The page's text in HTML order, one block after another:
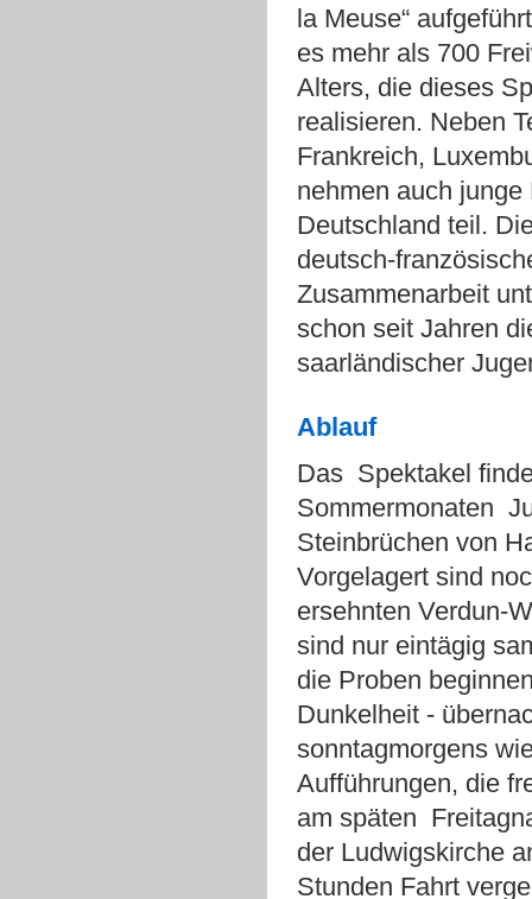
la Meuse“
es mehr als 700
Alters, die dieses
realisieren. Neben
Frankreich,
nehmen auch
Deutschland teil.
deutsch-
Zusammenarbeit
schon seit Jahren
saarländischer
Ablauf
Das Spektakel
Sommermonaten
Steinbrüchen von
Vorgelagert sind
ersehnten Verdun-
sind nur eintägig
die Proben
Dunkelheit -
sonntagmorgens
Aufführungen, die
am späten
der Ludwigskirche
Stunden Fahrt